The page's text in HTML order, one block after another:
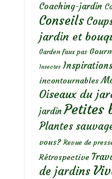
Coaching-jardin
Conseils
jardin et
Garden faux pas
Insectes
incontournables
Oiseaux du
jardin Petites
Plantes
vous? Revue de
Rétrospective
de jardins